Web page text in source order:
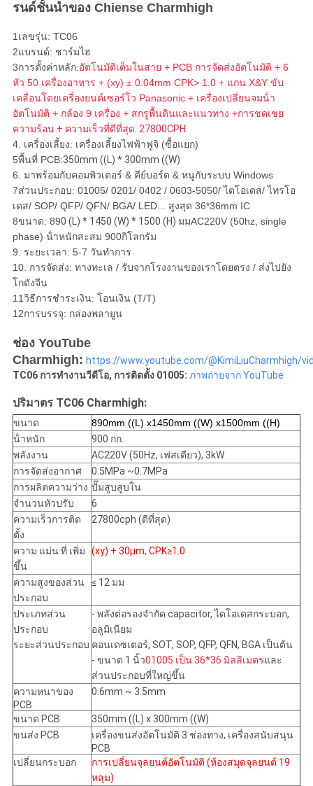
รนด์ชั้นนําของ Chiense Charmhigh
1เลขรุ่น: TC06
2แบรนด์: ชาร์มไฮ
3การตั้งค่าหลัก:อัตโนมัติเต็มในสาย + PCB การจัดส่งอัตโนมัติ + 6
หัว 50 เครื่องอาหาร + (xy) ± 0.04mm CPK> 1.0 + แกน X&Y ขับ
เคลื่อนโดยเครื่องยนต์เซอร์โว Panasonic + เครื่องเปลี่ยนจมน้ํา
อัตโนมัติ + กล้อง 9 เครื่อง + สกรูพื้นดินและแนวทาง +การชดเชย
ความร้อน + ความเร็วที่ดีที่สุด: 27800CPH
4. เครื่องเลี้ยง: เครื่องเลี้ยงไฟฟ้าฟูจิ (ซื้อแยก)
5พื้นที่ PCB:350mm ((L) * 300mm ((W)
6. มาพร้อมกับคอมพิวเตอร์ & คีย์บอร์ด & หนูกับระบบ Windows
7ส่วนประกอบ: 01005/ 0201/ 0402 / 0603-5050/ ไดโอเดส/ ไทรโอ
เดส/ SOP/ QFP/ QFN/ BGA/ LED... สูงสุด 36*36mm IC
8ขนาด: 890 (L) * 1450 (W) * 1500 (H) มมAC220V (50hz, single
phase) น้ําหนักสะสม 900กิโลกรัม
9. ระยะเวลา: 5-7 วันทําการ
10. การจัดส่ง: ทางทะเล / รับจากโรงงานของเราโดยตรง / ส่งไปยัง
โกดังจีน
11วิธีการชําระเงิน: โอนเงิน (T/T)
12การบรรจุ: กล่องพลายูน
ช่อง YouTube
Charmhigh: https://www.youtube.com/@KimiLiuCharmhigh/
TC06 การทํางานวีดีโอ, การติดตั้ง 01005: ภาพถ่ายจาก YouTube
ปริมาตร TC06 Charmhigh:
ขนาด
890mm ((L) x1450mm ((W) x1500mm ((H)
น้ําหนัก
900 กก.
พลังงาน
AC220V (50Hz, เฟสเดียว), 3kW
การจัดส่งอากาศ
0.5MPa ~0.7MPa
การผลิตความว่าง ปั๊มสูบสูบใน
จํานวนหัวปรับ
6
ความเร็วการติด
ตั้ง
27800cph (ดีที่สุด)
ความ แม่น ที่ เพิ่ม
ขึ้น
(xy) + 30μm, CPK≥1.0
ความสูงของส่วน
ประกอบ
≤ 12 มม
ประเภทส่วน
ประกอบ
ระยะส่วนประกอบ
- พลังต่อรองจํากัด capacitor, ไดโอเดสกระบอก,
อลูมิเนียม
คอนเดซเตอร์, SOT, SOP, QFP, QFN, BGA เป็นต้น
- ขนาด 1 นิ้ว01005 เป็น 36*36 มิลลิเมตรและ
ส่วนประกอบที่ใหญ่ขึ้น
ความหนาของ
PCB
0.6mm ~ 3.5mm
ขนาด PCB
350mm ((L) x 300mm ((W)
ขนส่ง PCB
เครื่องขนส่งอัตโนมัติ 3 ช่องทาง, เครื่องสนับสนุน
PCB
เปลี่ยนกระบอก
การเปลี่ยนจุลยนต์อัตโนมัติ (ห้องสมุดจุลยนต์ 19
หลุม)